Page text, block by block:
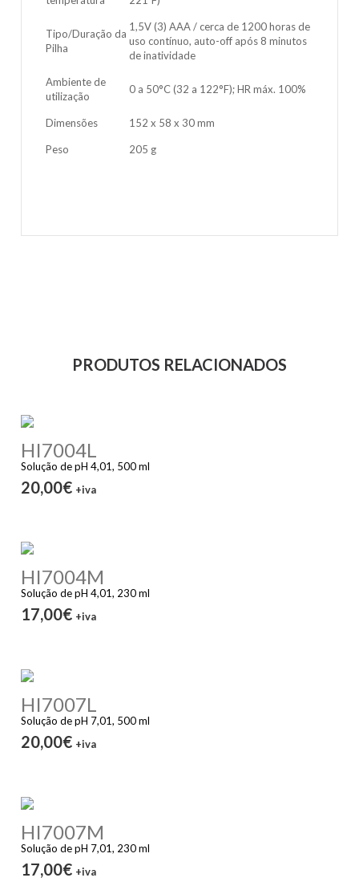
Tipo/Duração da
Pilha
1,5V (3) AAA / cerca de 1200 horas de
uso contínuo, auto-off após 8 minutos
de inatividade
Ambiente de
utilização
0 a 50°C (32 a 122°F); HR máx. 100%
Dimensões 152 x 58 x 30 mm
Peso 205 g
PRODUTOS RELACIONADOS
HI7004L
Solução de pH 4,01, 500 ml
20,00€ +iva
HI7004M
Solução de pH 4,01, 230 ml
17,00€ +iva
HI7007L
Solução de pH 7,01, 500 ml
20,00€ +iva
HI7007M
Solução de pH 7,01, 230 ml
17,00€ +iva